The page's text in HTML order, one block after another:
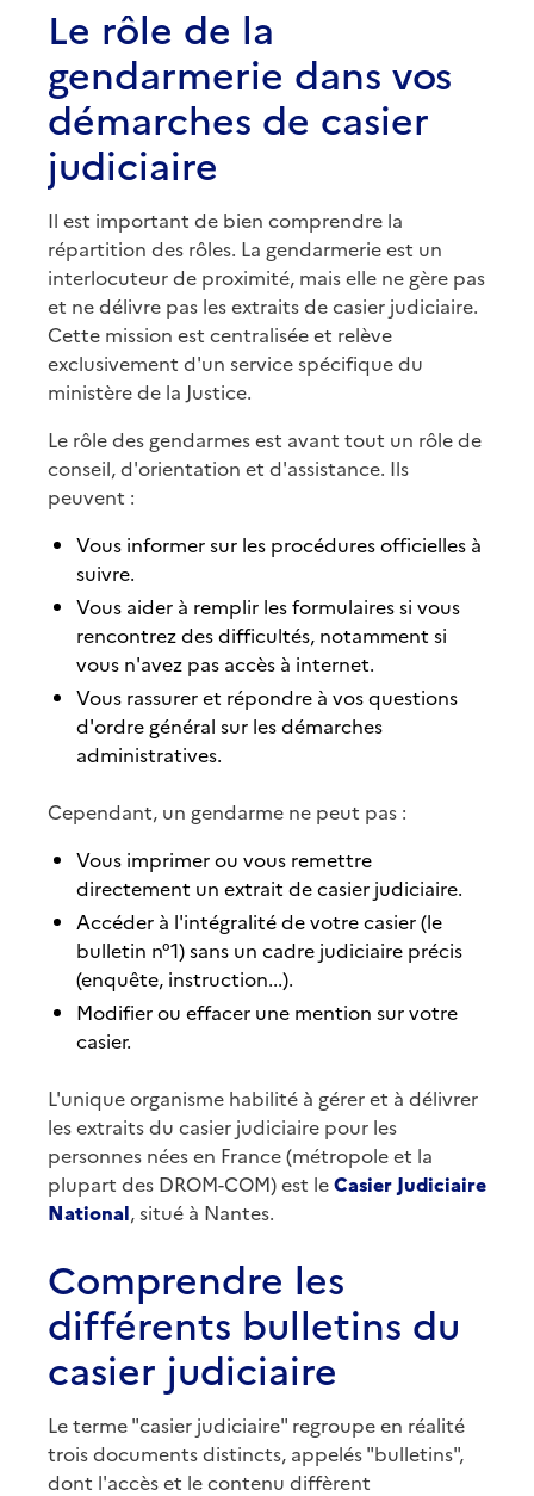
Le rôle de la
gendarmerie dans vos
démarches de casier
judiciaire
Il est important de bien comprendre la
répartition des rôles. La gendarmerie est un
interlocuteur de proximité, mais elle ne gère pas
et ne délivre pas les extraits de casier judiciaire.
Cette mission est centralisée et relève
exclusivement d'un service spécifique du
ministère de la Justice.
Le rôle des gendarmes est avant tout un rôle de
conseil, d'orientation et d'assistance. Ils
peuvent :
Vous informer sur les procédures officielles à
suivre.
Vous aider à remplir les formulaires si vous
rencontrez des difficultés, notamment si
vous n'avez pas accès à internet.
Vous rassurer et répondre à vos questions
d'ordre général sur les démarches
administratives.
Cependant, un gendarme ne peut pas :
Vous imprimer ou vous remettre
directement un extrait de casier judiciaire.
Accéder à l'intégralité de votre casier (le
bulletin n°1) sans un cadre judiciaire précis
(enquête, instruction...).
Modifier ou effacer une mention sur votre
casier.
L'unique organisme habilité à gérer et à délivrer
les extraits du casier judiciaire pour les
personnes nées en France (métropole et la
plupart des DROM-COM) est leCasier Judiciaire
National, situé à Nantes.
Comprendre les
différents bulletins du
casier judiciaire
Le terme "casier judiciaire" regroupe en réalité
trois documents distincts, appelés "bulletins",
dont l'accès et le contenu diffèrent